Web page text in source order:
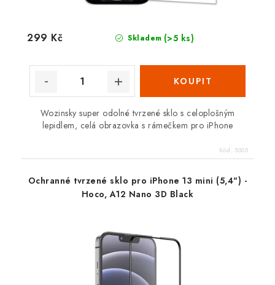
Skladem (>5 ks)
299 Kč
Wozinsky super odolné tvrzené sklo s celoplošným
lepidlem, celá obrazovka s rámečkem pro iPhone
Kód: 5005
Ochranné tvrzené sklo pro iPhone 13 mini (5,4") -
Hoco, A12 Nano 3D Black